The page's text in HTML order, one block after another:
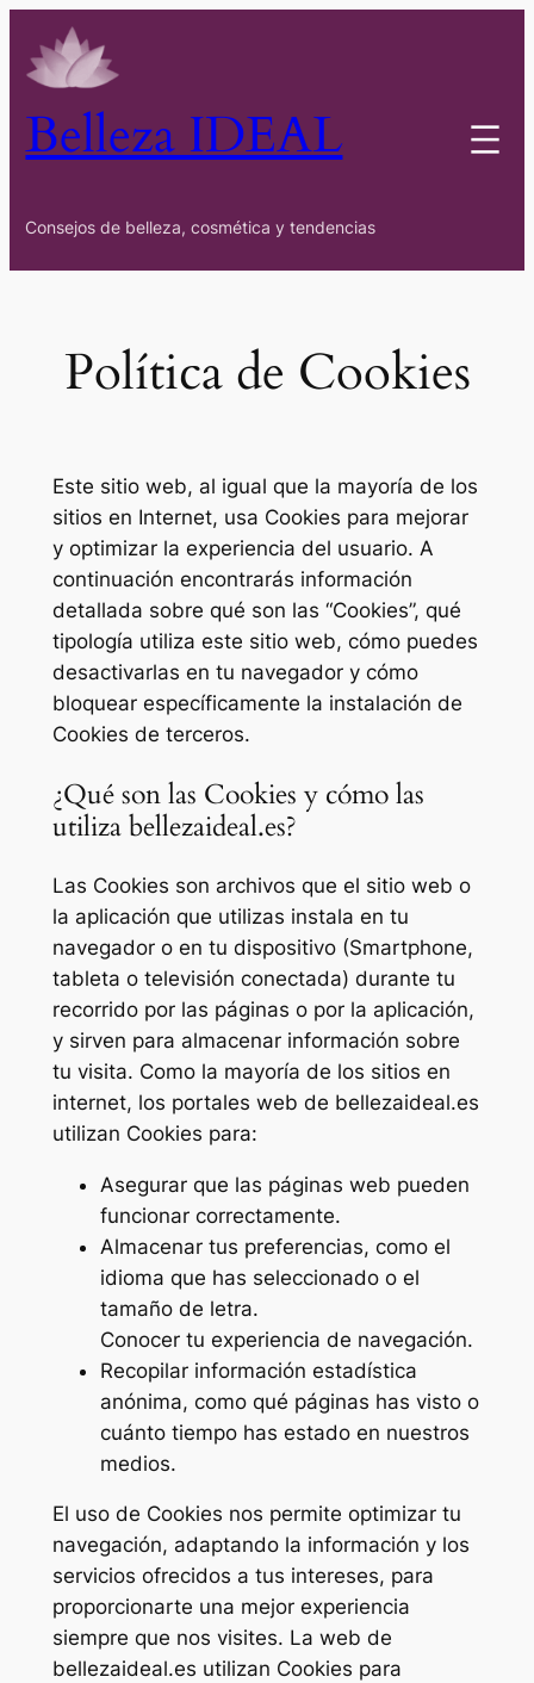
contenido
Belleza IDEAL
Consejos de belleza, cosmética y tendencias
Política de Cookies
Este sitio web, al igual que la mayoría de los
sitios en Internet, usa Cookies para mejorar
y optimizar la experiencia del usuario. A
continuación encontrarás información
detallada sobre qué son las “Cookies”, qué
tipología utiliza este sitio web, cómo puedes
desactivarlas en tu navegador y cómo
bloquear específicamente la instalación de
Cookies de terceros.
¿Qué son las Cookies y cómo las
utiliza bellezaideal.es?
Las Cookies son archivos que el sitio web o
la aplicación que utilizas instala en tu
navegador o en tu dispositivo (Smartphone,
tableta o televisión conectada) durante tu
recorrido por las páginas o por la aplicación,
y sirven para almacenar información sobre
tu visita. Como la mayoría de los sitios en
internet, los portales web de bellezaideal.es
utilizan Cookies para:
Asegurar que las páginas web pueden
funcionar correctamente.
Almacenar tus preferencias, como el
idioma que has seleccionado o el
tamaño de letra.
Conocer tu experiencia de navegación.
Recopilar información estadística
anónima, como qué páginas has visto o
cuánto tiempo has estado en nuestros
medios.
El uso de Cookies nos permite optimizar tu
navegación, adaptando la información y los
servicios ofrecidos a tus intereses, para
proporcionarte una mejor experiencia
siempre que nos visites. La web de
bellezaideal.es utilizan Cookies para